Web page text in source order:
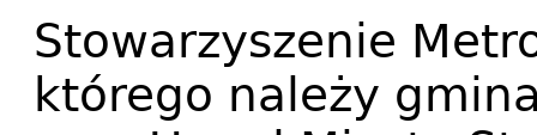
Stowarzyszenie
którego należy